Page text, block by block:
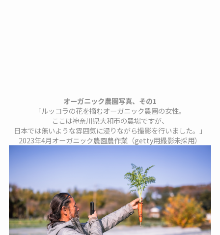
オーガニック農園写真、その1
「ルッコラの花を摘むオーガニック農園の女性。
ここは神奈川県大和市の農場ですが、
日本では無いような雰囲気に浸りながら撮影を行いました。」
2023年4月オーガニック農園農作業（getty用撮影未採用）